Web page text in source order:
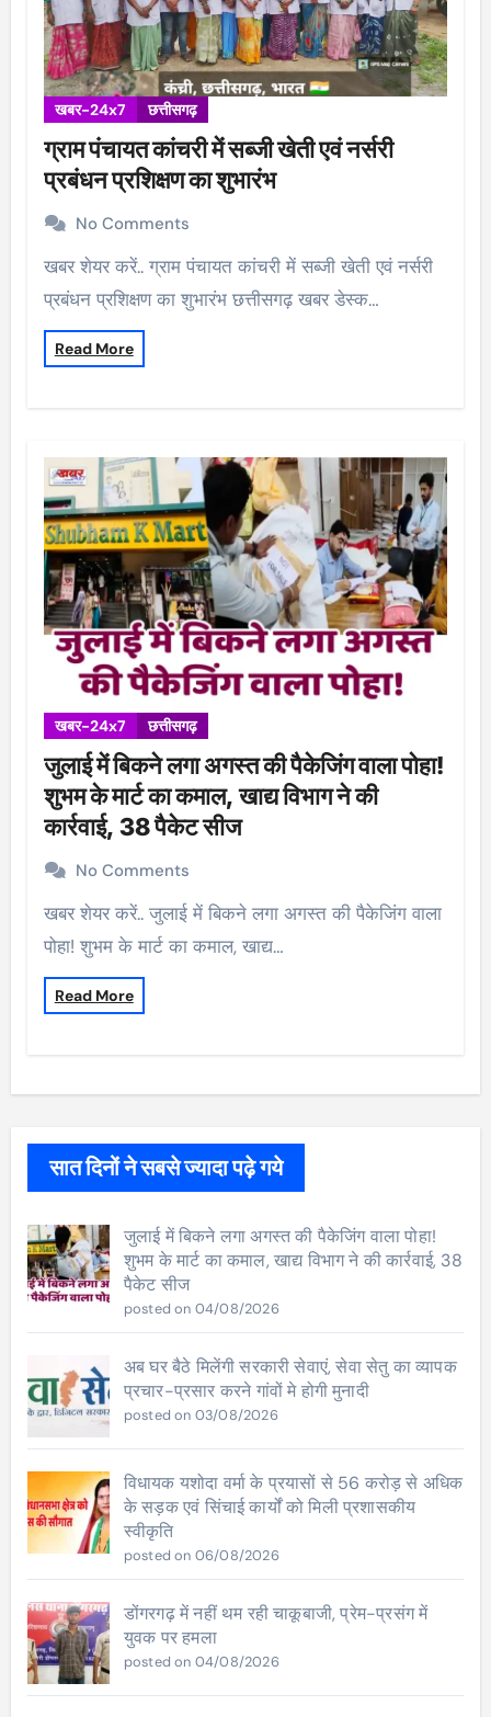
खबर-24x7 छत्तीसगढ़
ग्राम पंचायत कांचरी में सब्जी खेती एवं नर्सरी
प्रबंधन प्रशिक्षण का शुभारंभ
No Comments
खबर शेयर करें.. ग्राम पंचायत कांचरी में सब्जी खेती एवं नर्सरी
प्रबंधन प्रशिक्षण का शुभारंभ छत्तीसगढ़ खबर डेस्क…
Read More
खबर-24x7 छत्तीसगढ़
जुलाई में बिकने लगा अगस्त की पैकेजिंग वाला पोहा!
शुभम के मार्ट का कमाल, खाद्य विभाग ने की
कार्रवाई, 38 पैकेट सीज
No Comments
खबर शेयर करें.. जुलाई में बिकने लगा अगस्त की पैकेजिंग वाला
पोहा! शुभम के मार्ट का कमाल, खाद्य…
Read More
सात दिनों ने सबसे ज्यादा पढ़े गये
जुलाई में बिकने लगा अगस्त की पैकेजिंग वाला पोहा!
शुभम के मार्ट का कमाल, खाद्य विभाग ने की कार्रवाई, 38
पैकेट सीज
posted on 04/08/2026
अब घर बैठे मिलेंगी सरकारी सेवाएं, सेवा सेतु का व्यापक
प्रचार-प्रसार करने गांवों मे होगी मुनादी
posted on 03/08/2026
विधायक यशोदा वर्मा के प्रयासों से 56 करोड़ से अधिक
के सड़क एवं सिंचाई कार्यों को मिली प्रशासकीय
स्वीकृति
posted on 06/08/2026
डोंगरगढ़ में नहीं थम रही चाकूबाजी, प्रेम-प्रसंग में
युवक पर हमला
posted on 04/08/2026